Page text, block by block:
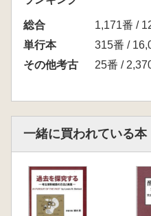
総合
1,171番 /
単行本
315番 /
その他考古
25番 /
一緒に買われている本